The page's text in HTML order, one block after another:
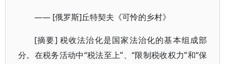
—— [俄罗斯]丘特契夫《可怜的乡村》
[摘要] 税收法治化是国家法治化的基本组成部
分。在税务活动中“税法至上”、“限制税收权力”和“保